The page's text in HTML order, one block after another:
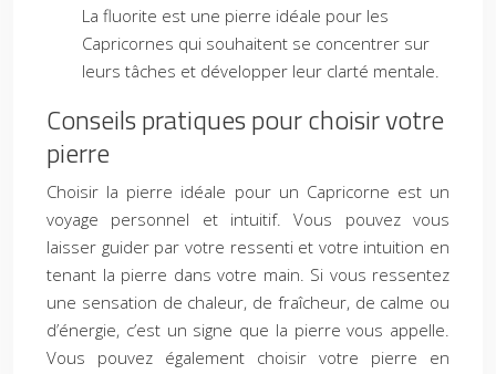
La fluorite est une pierre idéale pour les
Capricornes qui souhaitent se concentrer sur
leurs tâches et développer leur clarté mentale.
Conseils pratiques pour choisir votre
pierre
Choisir la pierre idéale pour un Capricorne est un
voyage personnel et intuitif. Vous pouvez vous
laisser guider par votre ressenti et votre intuition en
tenant la pierre dans votre main. Si vous ressentez
une sensation de chaleur, de fraîcheur, de calme ou
d’énergie, c’est un signe que la pierre vous appelle.
Vous pouvez également choisir votre pierre en